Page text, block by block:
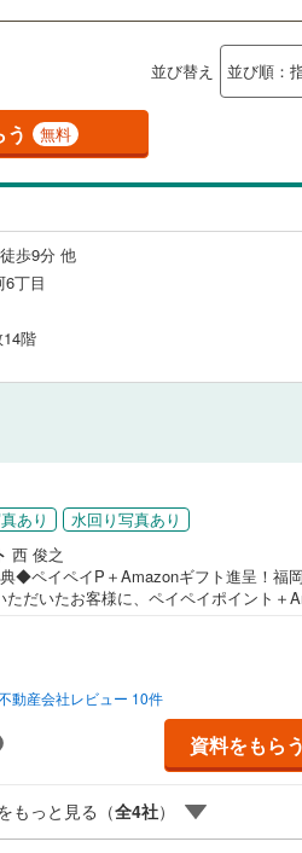
並び替え
無料
歩9分 他
丁目
階
あり
水回り写真あり
西 俊之
◆ペイペイP＋Amazonギフト進呈！福
ただいたお客様に、ペイペイポイント＋
限定・数量限定のため、お早めにご相
携し低金利住宅ローンをご案内。お借
:1.349％と、利上げ前の今こそ注目の水
岡市内・郊外で新築戸建をご検討中の
せた最適なプランをご提案します。平日
駅までの無料送迎も可能。住宅ローンが
に不安がある方、車・カード・リボ等の
し、初めての方も安心してご相談いた
せくださいませ。
動産会社レビュー 10件
資料をもらう
もっと見る（全4社）
岡山 広島
高知
長崎
田川市(0)
筑後市(0)
筑紫野市(0)
宗像市(0)
糸島市(0)
糟屋郡新宮町(
遠賀郡芦屋町
嘉穂郡桂川町(
田川郡川崎町(0
築上郡吉富町(
(0)
(0)
24時間有人管
当たり
0）
工法関連
（ 0 ）
ス
オール電化（ 0
保存した条件を見る